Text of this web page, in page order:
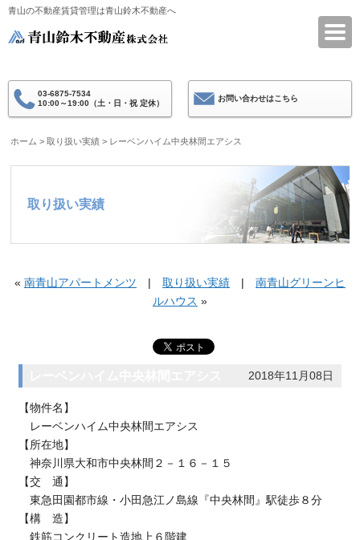
青山の不動産賃貸管理は青山鈴木不動産へ
03-6875-7534
10:00～19:00（土・日・祝 定休）
お問い合わせはこちら
ホーム >取り扱い実績 > レーベンハイム中央林間エアシス
取り扱い実績
« 南青山アパートメンツ | 取り扱い実績| 南青山グリーンヒ
ルハウス »
2018年11月08日
【物件名】
レーベンハイム中央林間エアシス
【所在地】
神奈川県大和市中央林間２－１６－１５
【交 通】
東急田園都市線・小田急江ノ島線『中央林間』駅徒歩８分
【構 造】
鉄筋コンクリート造地上６階建